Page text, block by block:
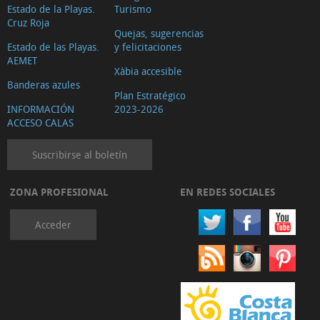
sanitarios
Transporte
público
de
copas
y
cervecerías
Herboristerías
Internet
Servicios
jurídicos
Estado de la Playas.
Cruz Roja
Estado de las Playas.
AEMET
Banderas azules
INFORMACIÓN
ACCESO CALAS
Turismo
Quejas, sugerencias
y felicitaciones
Xàbia accesible
Plan Estratégico
2023-2026
Suscribirse al boletín
ZONA PROFESIONAL
Acceder
EN REDES SOCIALES